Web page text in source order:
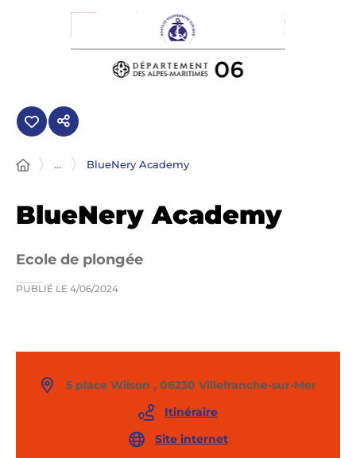
Panneau de gestion des cookies
... BlueNery Academy
BlueNery Academy
Ecole de plongée
PUBLIÉ LE 4/06/2024
5 place Wilson , 06230 Villefranche-sur-Mer
Itinéraire
Site internet